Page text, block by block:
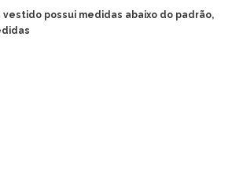
vestido possui medidas abaixo do padrão,